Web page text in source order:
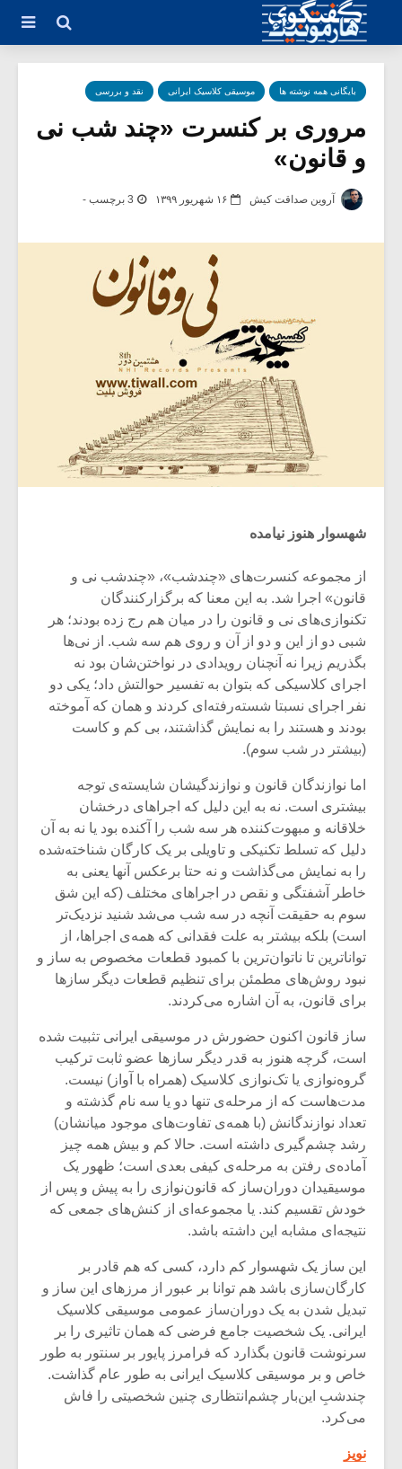
بایگانی همه نوشته ها موسیقی کلاسیک ایرانی نقد و بررسی
مروری بر کنسرت «چند شب نی
و قانون»
آروین صداقت کیش ۱۶ شهریور ۱۳۹۹ 3 برچسب -
شهسوار هنوز نیامده
از مجموعه کنسرت‌های «چندشب»، «چندشب نی و
قانون» اجرا شد. به این معنا که برگزارکنندگان
تکنوازی‌های نی و قانون را در میان هم رج زده بودند؛ هر
شبی دو از این و دو از آن و روی هم سه شب. از نی‌ها
بگذریم زیرا نه آنچنان رویدادی در نواختن‌شان بود نه
اجرای کلاسیکی که بتوان به تفسیر حوالتش داد؛ یکی دو
نفر اجرای نسبتا شسته‌رفته‌ای کردند و همان که آموخته
بودند و هستند را به نمایش گذاشتند، بی کم و کاست
(بیشتر در شب سوم).
اما نوازندگان قانون و نوازندگیش‍ان شایسته‌ی توجه
بیشتری است. نه به این دلیل که اجراهای درخشان
خلاقانه و مبهوت‌کننده هر سه شب را آکنده بود یا نه به آن
دلیل که تسلط تکنیکی و تاویلی بر یک کارگان شناخته‌شده
را به نمایش می‌گذاشت و نه حتا برعکس آنها یعنی به
خاطر آشفتگی و نقص در اجراهای مختلف (که این شق
سوم به حقیقت آنچه در سه شب می‌شد شنید نزدیک‌تر
است) بلکه بیشتر به علت فقدانی که همه‌ی اجراها، از
تواناترین تا ناتوان‌ترین با کمبود قطعات مخصوص به ساز و
نبود روش‌های مطمئن برای تنظیم قطعات دیگر سازها
برای قانون، به آن اشاره می‌کردند.
ساز قانون اکنون حضورش در موسیقی ایرانی تثبیت شده
است، گرچه هنوز به قدر دیگر سازها عضو ثابت ترکیب
گروه‌نوازی یا تک‌نوازی کلاسیک (همراه با آواز) نیست.
مدت‌هاست که از مرحله‌ی تنها دو یا سه نام گذشته و
تعداد نوازندگانش (با همه‌ی تفاوت‌‌های موجود میانشان)
رشد چشم‌گیری داشته است. حالا کم و بیش همه چیز
آماده‌ی رفتن به مرحله‌ی کیفی بعدی است؛ ظهور یک
موسیقیدان دوران‌ساز که قانون‌نوازی را به پیش و پس از
خودش تقسیم کند. یا مجموعه‌ای از کنش‌های جمعی که
نتیجه‌ای مشابه این داشته باشد.
این ساز یک شهسوار کم دارد، کسی که هم قادر بر
کارگان‌سازی باشد هم توانا بر عبور از مرزهای این ساز و
تبدیل شدن به یک دوران‌ساز عمومی موسیقی کلاسیک
ایرانی. یک شخصیت جامع فرضی که همان تاثیری را بر
سرنوشت قانون بگذارد که فرامرز پایور بر سنتور به طور
خاص و بر موسیقی کلاسیک ایرانی به طور عام گذاشت.
چندشبِ این‌بار چشم‌انتظاری چنین شخصیتی را فاش
می‌کرد.
نویز
میکلوش روژا
یادداشتی بر موسیقی
متن فیلم «متری
شیش و نیم»
اگر نمی توانی
مشهورترین باشی،
بدنام ترین باش
موسیقی
موسیقی